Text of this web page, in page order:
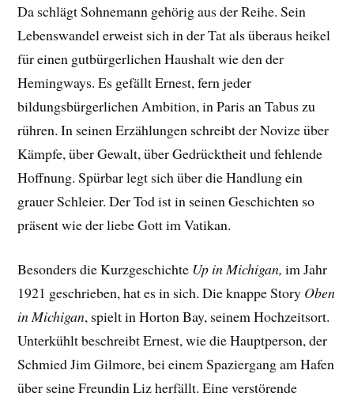
Da schlägt Sohnemann gehörig aus der Reihe. Sein
Lebenswandel erweist sich in der Tat als überaus heikel
für einen gutbürgerlichen Haushalt wie den der
Hemingways. Es gefällt Ernest, fern jeder
bildungsbürgerlichen Ambition, in Paris an Tabus zu
rühren. In seinen Erzählungen schreibt der Novize über
Kämpfe, über Gewalt, über Gedrücktheit und fehlende
Hoffnung. Spürbar legt sich über die Handlung ein
grauer Schleier. Der Tod ist in seinen Geschichten so
präsent wie der liebe Gott im Vatikan.
Besonders die Kurzgeschichte Up in Michigan, im Jahr
1921 geschrieben, hat es in sich. Die knappe Story Oben
in Michigan, spielt in Horton Bay, seinem Hochzeitsort.
Unterkühlt beschreibt Ernest, wie die Hauptperson, der
Schmied Jim Gilmore, bei einem Spaziergang am Hafen
über seine Freundin Liz herfällt. Eine verstörende